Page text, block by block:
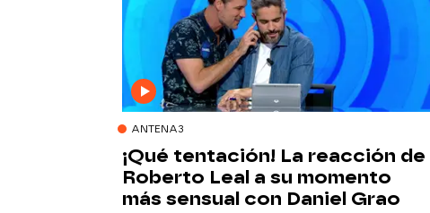
ANTENA3
¡Qué tentación! La reacción de
Roberto Leal a su momento
más sensual con Daniel Grao